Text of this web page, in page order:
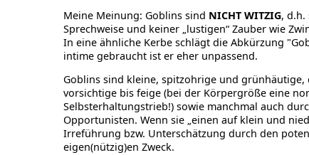
Meine Meinung: Goblins sind NICHT WITZIG, d.h.
Sprechweise und keiner „lustigen“ Zauber wie
In eine ähnliche Kerbe schlägt die Abkürzung
intime gebraucht ist er eher unpassend.
Goblins sind kleine, spitzohrige und
vorsichtige bis feige (bei der Körpergröße eine
Selbsterhaltungstrieb!) sowie manchmal auch
Opportunisten. Wenn sie „einen auf klein und
Irreführung bzw. Unterschätzung durch den
eigen(nützig)en Zweck.